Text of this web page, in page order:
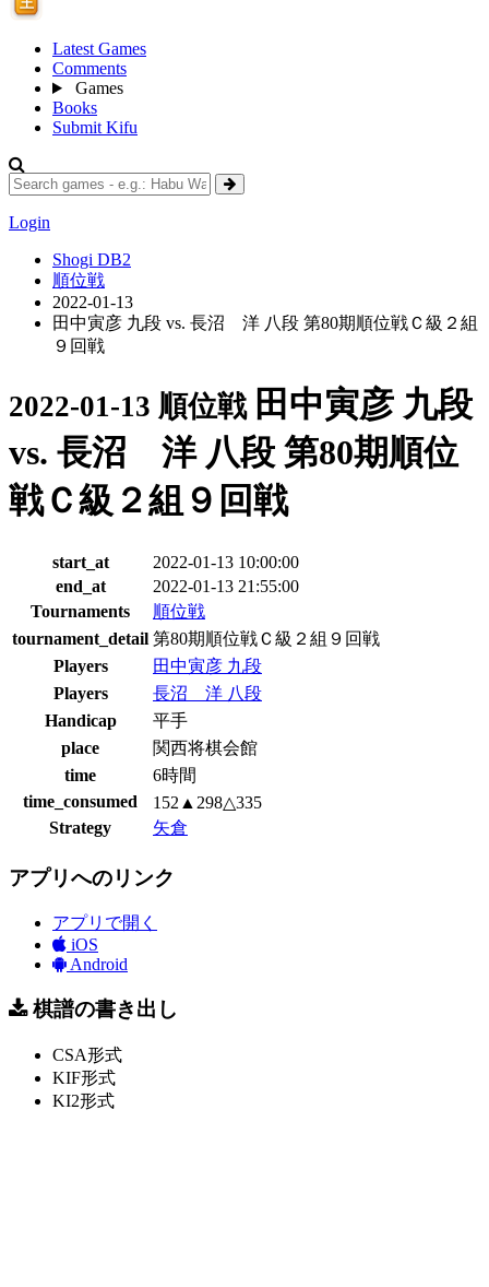
Latest Games
Comments
Games
Books
Submit Kifu
Login
Shogi DB2
順位戦
2022-01-13
田中寅彦 九段 vs. 長沼 洋 八段 第80期順位戦Ｃ級２組
９回戦
2022-01-13 順位戦 田中寅彦 九段
vs. 長沼 洋 八段 第80期順位
戦Ｃ級２組９回戦
start_at
2022-01-13 10:00:00
end_at
2022-01-13 21:55:00
Tournaments
順位戦
tournament_detail 第80期順位戦Ｃ級２組９回戦
Players
田中寅彦 九段
Players
長沼 洋 八段
Handicap
平手
place
関西将棋会館
time
6時間
time_consumed
152▲298△335
Strategy
矢倉
アプリへのリンク
アプリで開く
iOS
Android
棋譜の書き出し
CSA形式
KIF形式
KI2形式